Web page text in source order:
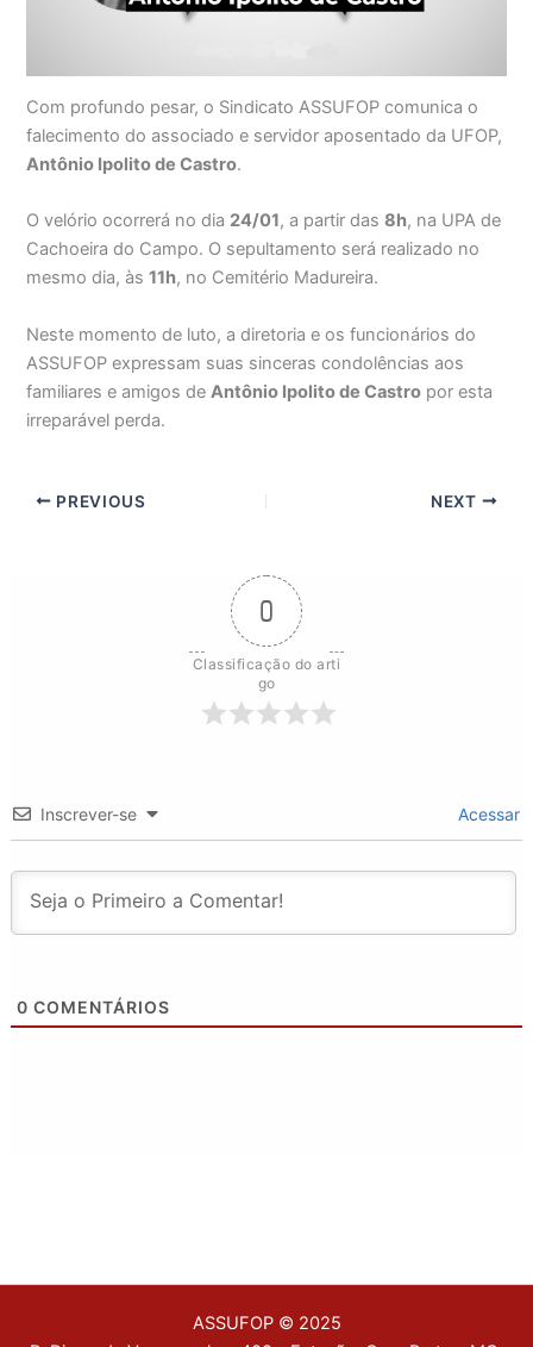
Com profundo pesar, o Sindicato ASSUFOP comunica o
falecimento do associado e servidor aposentado da UFOP,
Antônio Ipolito de Castro.
O velório ocorrerá no dia 24/01, a partir das8h, na UPA de
Cachoeira do Campo. O sepultamento será realizado no
mesmo dia, às11h, no Cemitério Madureira.
Neste momento de luto, a diretoria e os funcionários do
ASSUFOP expressam suas sinceras condolências aos
familiares e amigos deAntônio Ipolito de Castro por esta
irreparável perda.
PREVIOUS NEXT
0
Classificação do arti
go
Inscrever-se Acessar
0 COMENTÁRIOS
ASSUFOP © 2025